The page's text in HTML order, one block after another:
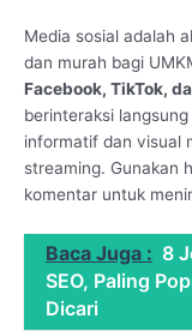
Media sosial adalah
dan murah bagi
Facebook, TikTok,
berinteraksi
informatif dan visual
streaming. Gunakan
komentar untuk
Baca Juga : 8
SEO, Paling
Dicari